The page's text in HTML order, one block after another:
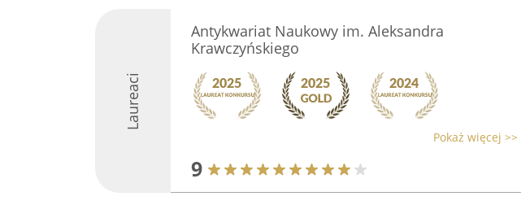
Laureaci
Antykwariat Naukowy im. Aleksandra
Krawczyńskiego
Pokaż więcej >>
9